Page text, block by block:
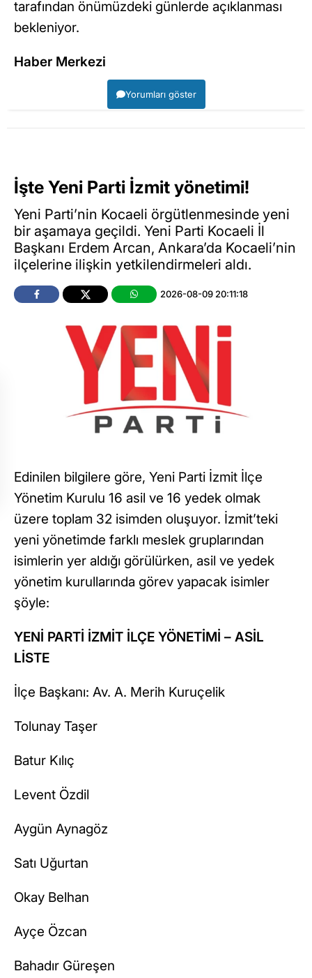
tarafından önümüzdeki günlerde açıklanması
bekleniyor.
Haber Merkezi
Yorumları göster
İşte Yeni Parti İzmit yönetimi!
Yeni Parti’nin Kocaeli örgütlenmesinde yeni
bir aşamaya geçildi. Yeni Parti Kocaeli İl
Başkanı Erdem Arcan, Ankara’da Kocaeli’nin
ilçelerine ilişkin yetkilendirmeleri aldı.
2026-08-09 20:11:18
Edinilen bilgilere göre, Yeni Parti İzmit İlçe
Yönetim Kurulu 16 asil ve 16 yedek olmak
üzere toplam 32 isimden oluşuyor. İzmit’teki
yeni yönetimde farklı meslek gruplarından
isimlerin yer aldığı görülürken, asil ve yedek
yönetim kurullarında görev yapacak isimler
şöyle:
YENİ PARTİ İZMİT İLÇE YÖNETİMİ – ASİL
LİSTE
İlçe Başkanı: Av. A. Merih Kuruçelik
Tolunay Taşer
Batur Kılıç
Levent Özdil
Aygün Aynagöz
Satı Uğurtan
Okay Belhan
Ayçe Özcan
Bahadır Güreşen